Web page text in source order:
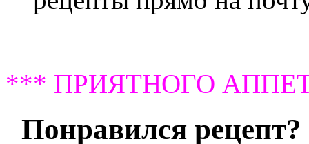
*** ПРИЯТНОГО
Понравился